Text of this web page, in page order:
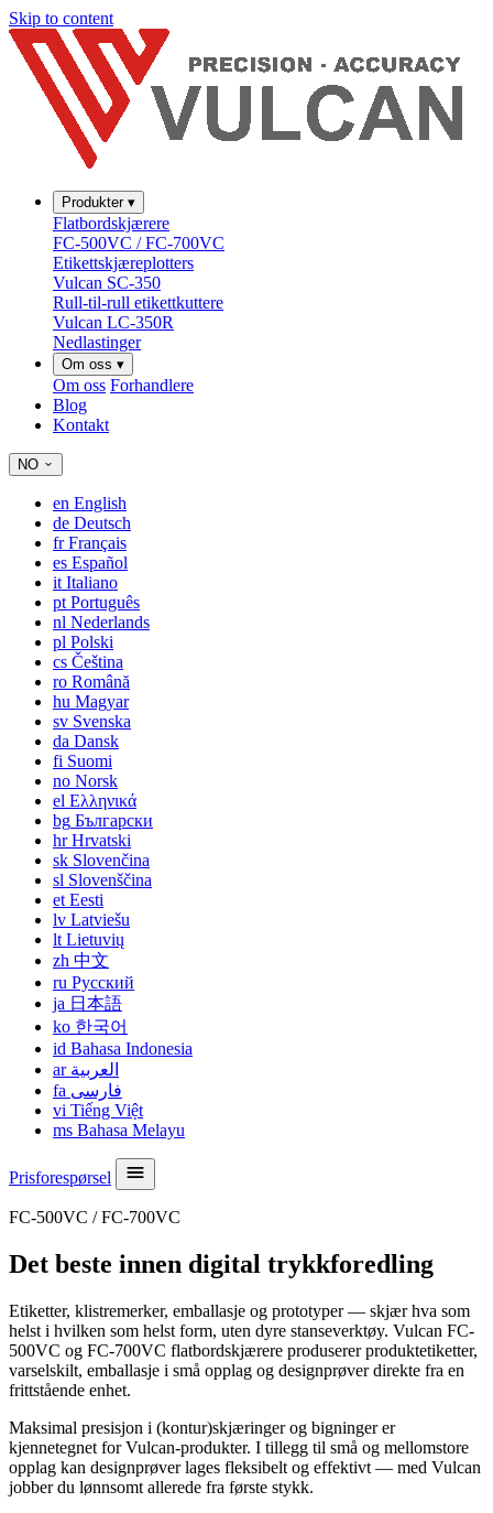
Skip to content
Produkter ▾
Flatbordskjærere
FC-500VC / FC-700VC
Etikettskjæreplotters
Vulcan SC-350
Rull-til-rull etikettkuttere
Vulcan LC-350R
Nedlastinger
Om oss ▾
Om oss Forhandlere
Blog
Kontakt
NO
en English
de Deutsch
frFrançais
es Español
it Italiano
pt Português
nl Nederlands
pl Polski
cs Čeština
ro Română
hu Magyar
sv Svenska
da Dansk
fi Suomi
no Norsk
el Ελληνικά
bg Български
hrHrvatski
sk Slovenčina
sl Slovenščina
et Eesti
lv Latviešu
lt Lietuvių
zh 中文
ru Русский
ja 日本語
ko 한국어
id Bahasa Indonesia
ar العربية
fa فارسی
vi Tiếng Việt
ms Bahasa Melayu
Prisforespørsel
FC-500VC / FC-700VC
Det beste innen digital trykkforedling
Etiketter, klistremerker, emballasje og prototyper — skjær hva som
helst i hvilken som helst form, uten dyre stanseverktøy. Vulcan FC-
500VC og FC-700VC flatbordskjærere produserer produktetiketter,
varselskilt, emballasje i små opplag og designprøver direkte fra en
frittstående enhet.
Maksimal presisjon i (kontur)skjæringer og bigninger er
kjennetegnet for Vulcan-produkter. I tillegg til små og mellomstore
opplag kan designprøver lages fleksibelt og effektivt — med Vulcan
jobber du lønnsomt allerede fra første stykk.